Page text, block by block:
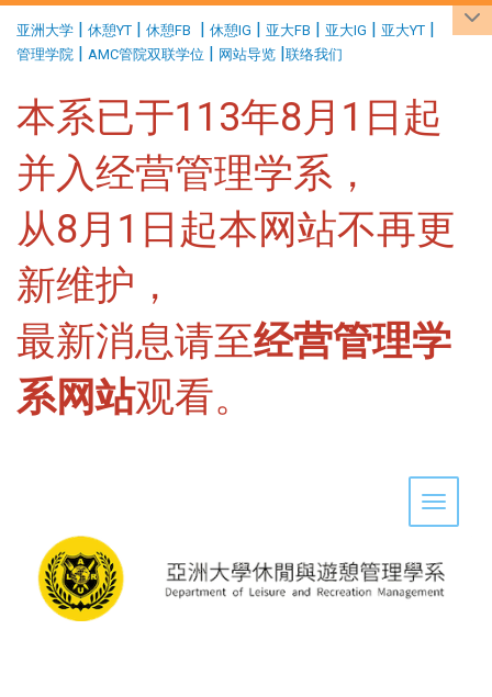
亚洲大学 | 休憩YT | 休憩FB | 休憩IG | 亚大FB | 亚大IG | 亚大YT |
管理学院 | AMC管院双联学位 | 网站导览 |联络我们
本系已于113年8月1日起
并入经营管理学系，
从8月1日起本网站不再更
新维护，
最新消息请至经营管理学
系网站观看。
Toggle